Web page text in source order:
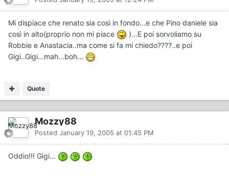
Mi dispiace che renato sia così in fondo...e che Pino daniele sia
così in alto(proprio non mi piace
)...E poi sorvoliamo su
Robbie e Anastacia..ma come si fa mi chiedo????..e poi
Gigi..Gigi...mah...boh...
Quote
Mozzy88
Posted January 19, 2005 at 01:45 PM
Oddio!!! Gigi...